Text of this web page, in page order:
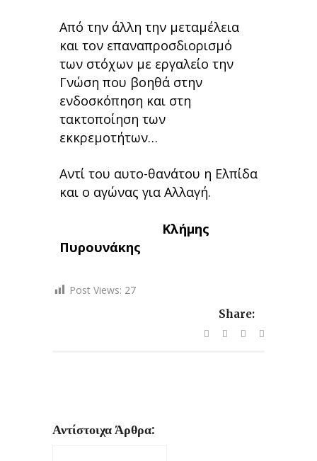
Από την άλλη την μεταμέλεια
και τον επαναπροσδιορισμό
των στόχων με εργαλείο την
Γνώση που βοηθά στην
ενδοσκόπηση και στη
τακτοποίηση των
εκκρεμοτήτων…
Αντί του αυτο-θανάτου η Ελπίδα
και ο αγώνας για Αλλαγή.
Κλήμης
Πυρουνάκης
Post Views: 27
Share:
Αντίστοιχα Άρθρα: